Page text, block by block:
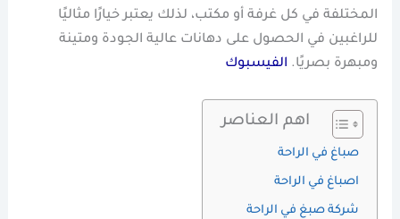
المختلفة في كل غرفة أو مكتب، لذلك يعتبر خيارًا مثاليًا
للراغبين في الحصول على دهانات عالية الجودة ومتينة
ومبهرة بصريًا. الفيسبوك
اهم العناصر
صباغ في الراحة
اصباغ في الراحة
شركة صبغ في الراحة